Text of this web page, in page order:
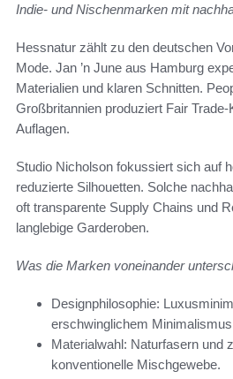
Indie- und Nischenmarken mit
Hessnatur zählt zu den deutschen
Mode. Jan ’n June aus Hamburg
Materialien und klaren Schnitten.
Großbritannien produziert Fair
Auflagen.
Studio Nicholson fokussiert sich auf
reduzierte Silhouetten. Solche
oft transparente Supply Chains und
langlebige Garderoben.
Was die Marken voneinander
Designphilosophie:
erschwinglichem
Materialwahl: Naturfasern und
konventionelle Mischgewebe.